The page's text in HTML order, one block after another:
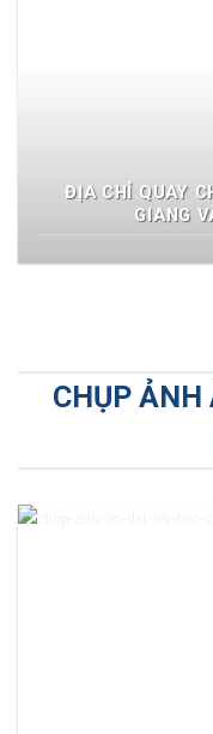
ĐỊA CHỈ QUAY
GIANG
CHỤP ẢNH